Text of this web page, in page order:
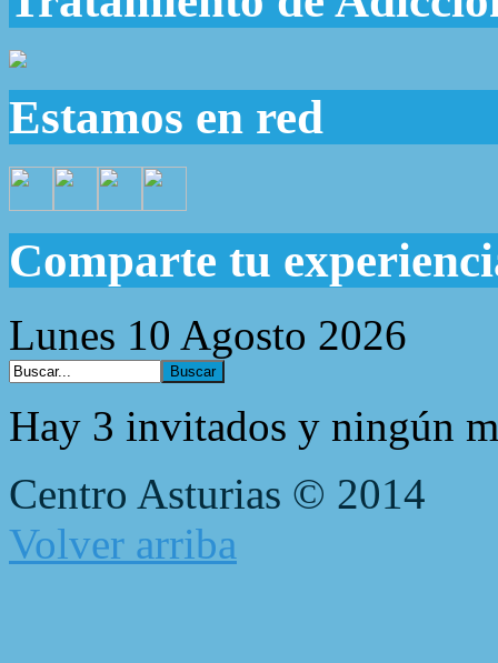
Estamos en red
Comparte tu
Lunes 10 Agosto 2026
Hay 3 invitados y ningún
Centro Asturias © 2014
Volver arriba